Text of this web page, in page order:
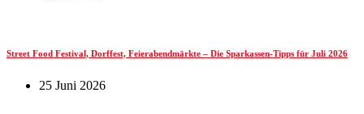
Street Food Festival, Dorffest, Feierabendmärkte – Die Sparkassen-Tipps für Juli 2026
25 Juni 2026